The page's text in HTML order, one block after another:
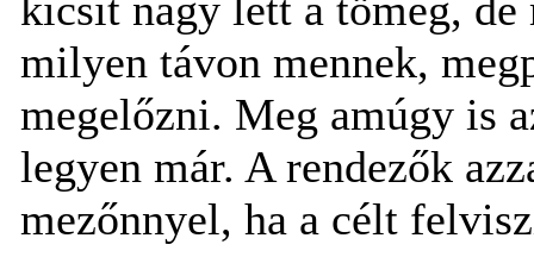
milyen távon mennek,
megelőzni. Meg amúgy is
legyen már. A rendezők
mezőnnyel, ha a célt